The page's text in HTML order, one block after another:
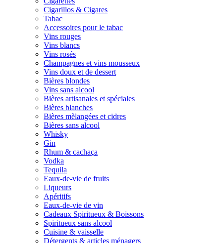
Cigarillos & Cigares
Tabac
Accessoires pour le tabac
Vins rouges
Vins blancs
Vins rosés
Champagnes et vins mousseux
Vins doux et de dessert
Bières blondes
Vins sans alcool
Bières artisanales et spéciales
Bières blanches
Bières mèlangées et cidres
Bières sans alcool
Whisky
Gin
Rhum & cachaça
Vodka
Tequila
Eaux-de-vie de fruits
Liqueurs
Apéritifs
Eaux-de-vie de vin
Cadeaux Spiritueux & Boissons
Spiritueux sans alcool
Cuisine & vaisselle
Détergents & articles ménagers